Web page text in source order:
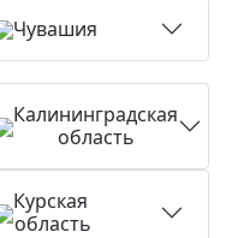
Чувашия
Калининградская
область
Курская
область